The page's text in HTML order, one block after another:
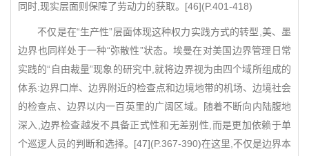
同时,现实层面则保障了劳动力的获取。[46](P.401-418)
不仅是在“生产性”层面体现这种权力实践方式的转型,美、墨
边界也同样处于一种“弥散性”状态。埃曼在对美国边界管理日常
实践的“自由裁量”现象的研究中,就将边界视为由四个域所组成的
体系:边界口岸、边界附近的检查点和边境地带的机场、边境社会
的检查点、边界以内一百英里的广阔区域。随着不断向内陆腹地
深入,边界检查越发不具备正式性和无差别性,而是更加依赖于单
个巡逻人员的判断和选择。[47](P.367-390)在这里,不仅是边界本